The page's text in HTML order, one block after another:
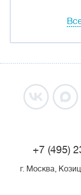
+7 (495)
г. Москва,